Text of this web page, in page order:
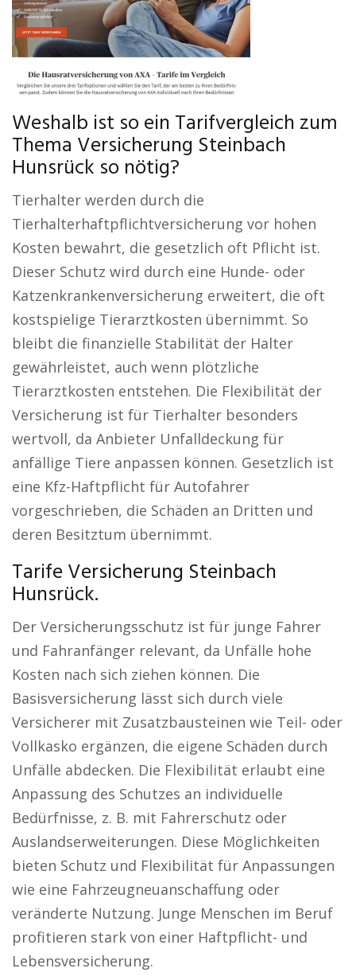
Weshalb ist so ein Tarifvergleich zum
Thema Versicherung Steinbach
Hunsrück so nötig?
Tierhalter werden durch die
Tierhalterhaftpflichtversicherung vor hohen
Kosten bewahrt, die gesetzlich oft Pflicht ist.
Dieser Schutz wird durch eine Hunde- oder
Katzenkrankenversicherung erweitert, die oft
kostspielige Tierarztkosten übernimmt. So
bleibt die finanzielle Stabilität der Halter
gewährleistet, auch wenn plötzliche
Tierarztkosten entstehen. Die Flexibilität der
Versicherung ist für Tierhalter besonders
wertvoll, da Anbieter Unfalldeckung für
anfällige Tiere anpassen können. Gesetzlich ist
eine Kfz-Haftpflicht für Autofahrer
vorgeschrieben, die Schäden an Dritten und
deren Besitztum übernimmt.
Tarife Versicherung Steinbach
Hunsrück.
Der Versicherungsschutz ist für junge Fahrer
und Fahranfänger relevant, da Unfälle hohe
Kosten nach sich ziehen können. Die
Basisversicherung lässt sich durch viele
Versicherer mit Zusatzbausteinen wie Teil- oder
Vollkasko ergänzen, die eigene Schäden durch
Unfälle abdecken. Die Flexibilität erlaubt eine
Anpassung des Schutzes an individuelle
Bedürfnisse, z. B. mit Fahrerschutz oder
Auslandserweiterungen. Diese Möglichkeiten
bieten Schutz und Flexibilität für Anpassungen
wie eine Fahrzeugneuanschaffung oder
veränderte Nutzung. Junge Menschen im Beruf
profitieren stark von einer Haftpflicht- und
Lebensversicherung.